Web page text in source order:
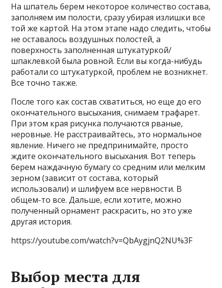
На шпатель берем некоторое количество состава,
заполняем им полости, сразу убирая излишки все
той же картой. На этом этапе надо следить, чтобы
не оставалось воздушных полостей, а
поверхность заполненная штукатуркой/
шпаклевкой была ровной. Если вы когда-нибудь
работали со штукатуркой, проблем не возникнет.
Все точно также.
После того как состав схватиться, но еще до его
окончательного высыхания, снимаем трафарет.
При этом края рисунка получаются рваные,
неровные. Не расстраивайтесь, это нормальное
явление. Ничего не предпринимайте, просто
ждите окончательного высыхания. Вот теперь
берем наждачную бумагу со средним или мелким
зерном (зависит от состава, который
использовали) и шлифуем все нервности. В
общем-то все. Дальше, если хотите, можно
полученный орнамент раскрасить, но это уже
другая история.
https://youtube.com/watch?v=QbAygjnQ2NU%3F
Выбор места для